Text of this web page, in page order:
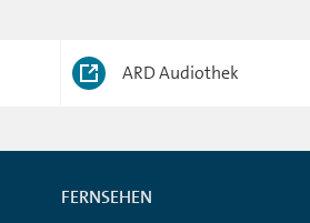
ARD Audiothek
FERNSEHEN